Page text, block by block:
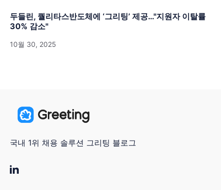
두들린, 퀄리타스반도체에 ‘그리팅’ 제공…"지원자 이탈률
30% 감소"
10월 30, 2025
국내 1위 채용 솔루션 그리팅 블로그